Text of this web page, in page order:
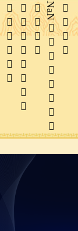

NaN


